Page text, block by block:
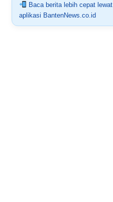
Baca berita lebih cepat lewat
aplikasi BantenNews.co.id